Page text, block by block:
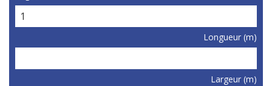
Longueur (m)
Largeur (m)